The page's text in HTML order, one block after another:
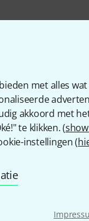
met alles
akkoord met
te klikken. (
instellingen (
btw